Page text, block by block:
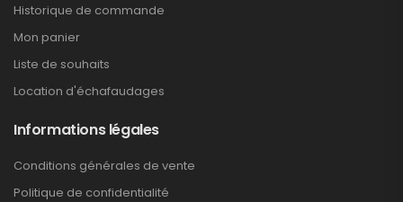
Historique de commande
Mon panier
Liste de souhaits
Location d'échafaudages
Informations légales
Conditions générales de vente
Politique de confidentialité